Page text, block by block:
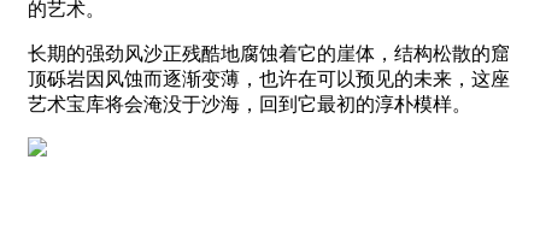
的艺术。
长期的强劲风沙正残酷地腐蚀着它的崖体，结构松散的窟
顶砾岩因风蚀而逐渐变薄，也许在可以预见的未来，这座
艺术宝库将会淹没于沙海，回到它最初的淳朴模样。